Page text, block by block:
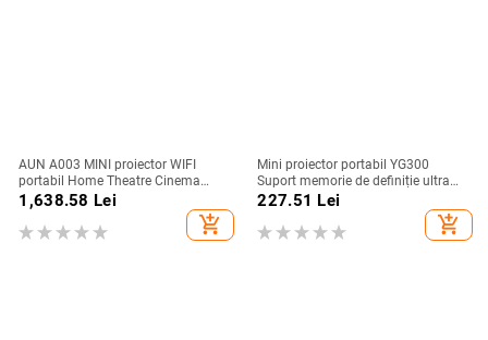
AUN A003 MINI proiector WIFI
portabil Home Theatre Cinema
Beamer Smart TV Sync Android
Phone LEDProjectors for 4k Movie
1,638.58 Lei
add_shopping_cart
Mini proiector portabil YG300
Suport memorie de definiție ultra
înaltă pentru proiecție HDTMI USB
și SD în aer liber pentru cinema la
domiciliu
227.51 Lei
add_shopping_cart